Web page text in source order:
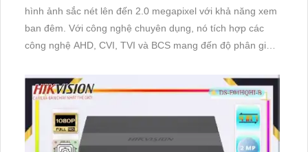
hình ảnh sắc nét lên đến 2.0 megapixel với khả năng xem
ban đêm. Với công nghệ chuyên dụng, nó tích hợp các
công nghệ AHD, CVI, TVI và BCS mang đến độ phân giải
trình nhỏ